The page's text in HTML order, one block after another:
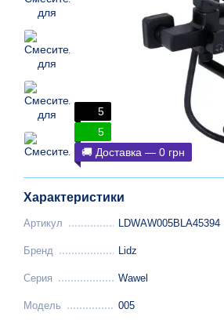
5
5
🚚 Доставка — 0 грн
Характеристики
Артикул LDWAW005BLA45394
Бренд Lidz
Серия Wawel
Модель 005